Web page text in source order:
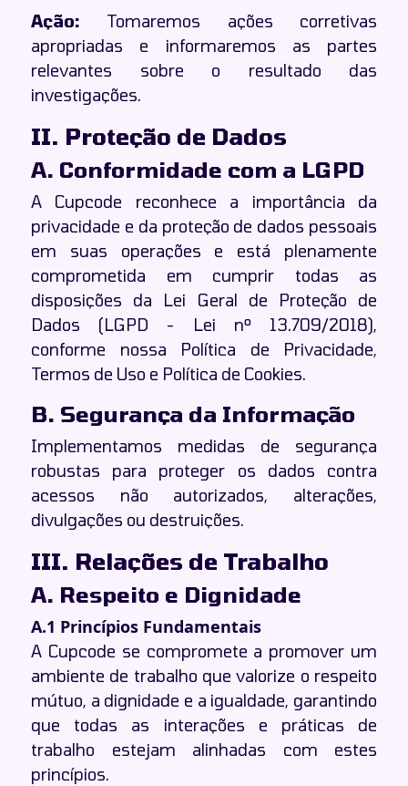
Ação: Tomaremos ações corretivas
apropriadas e informaremos as partes
relevantes sobre o resultado das
investigações.
II. Proteção de Dados
A. Conformidade com a LGPD
A Cupcode reconhece a importância da
privacidade e da proteção de dados pessoais
em suas operações e está plenamente
comprometida em cumprir todas as
disposições da Lei Geral de Proteção de
Dados (LGPD - Lei nº 13.709/2018),
conforme nossa Política de Privacidade,
Termos de Uso e Política de Cookies.
B. Segurança da Informação
Implementamos medidas de segurança
robustas para proteger os dados contra
acessos não autorizados, alterações,
divulgações ou destruições.
III. Relações de Trabalho
A. Respeito e Dignidade
A.1 Princípios Fundamentais
A Cupcode se compromete a promover um
ambiente de trabalho que valorize o respeito
mútuo, a dignidade e a igualdade, garantindo
que todas as interações e práticas de
trabalho estejam alinhadas com estes
princípios.